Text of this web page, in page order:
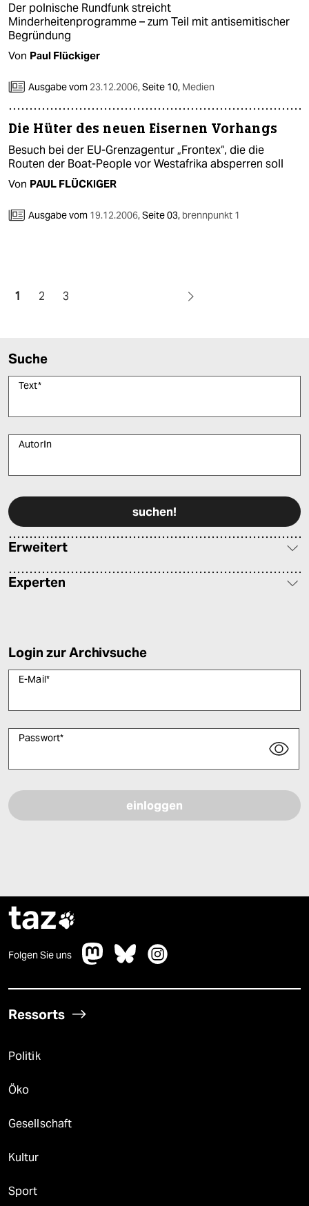
Der polnische Rundfunk streicht
Minderheitenprogramme – zum Teil mit antisemitischer
Begründung
Von Paul Flückiger
Ausgabe vom 23.12.2006,Seite 10, Medien
Die Hüter des neuen Eisernen Vorhangs
Besuch bei der EU-Grenzagentur „Frontex“, die die
Routen der Boat-People vor Westafrika absperren soll
Von PAUL FLÜCKIGER
Ausgabe vom 19.12.2006,Seite 03, brennpunkt 1
1 2 3
Suche
Text*
AutorIn
Erweitert
Experten
Login zur Archivsuche
E-Mail*
Passwort*
taz
Folgen Sie uns
Ressorts
Politik
Öko
Gesellschaft
Kultur
Sport